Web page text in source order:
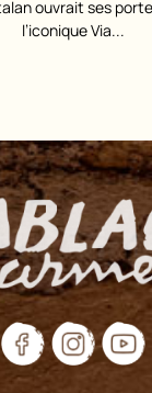
ouvrait ses
l’iconique Via...